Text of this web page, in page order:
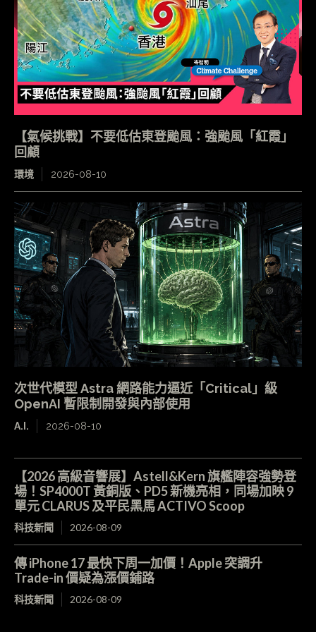
【氣候挑戰】不要低估東登颱風：強颱風「紅霞」
回顧
環境 2026-08-10
次世代模型 Astra 網路能力逼近「Critical」級
OpenAI 暫限制開發與內部使用
A.I. 2026-08-10
【2026 高級音響展】Astell&Kern 旗艦陣容強勢登
場！SP4000T 黃銅版、PD5 新機亮相，同場加映 9
單元 CLARUS 及平民黑馬 ACTIVO Scoop
科技新聞 2026-08-09
傳 iPhone 17 最快下周一加價！Apple 突調升
Trade-in 價疑為漲價鋪路
科技新聞 2026-08-09